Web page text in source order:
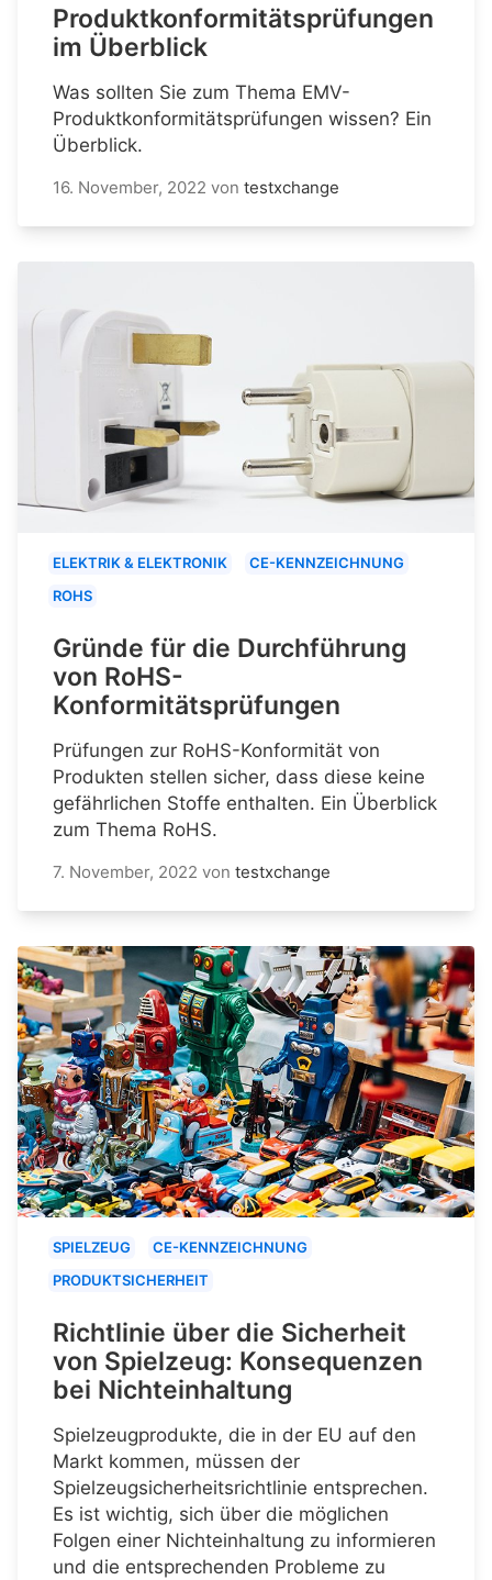
Produktkonformitätsprüfungen
im Überblick
Was sollten Sie zum Thema EMV-
Produktkonformitätsprüfungen wissen? Ein
Überblick.
16. November, 2022 von testxchange
ELEKTRIK & ELEKTRONIK
CE-KENNZEICHNUNG
ROHS
Gründe für die Durchführung
von RoHS-
Konformitätsprüfungen
Prüfungen zur RoHS-Konformität von
Produkten stellen sicher, dass diese keine
gefährlichen Stoffe enthalten. Ein Überblick
zum Thema RoHS.
7. November, 2022 von testxchange
SPIELZEUG
CE-KENNZEICHNUNG
PRODUKTSICHERHEIT
Richtlinie über die Sicherheit
von Spielzeug: Konsequenzen
bei Nichteinhaltung
Spielzeugprodukte, die in der EU auf den
Markt kommen, müssen der
Spielzeugsicherheitsrichtlinie entsprechen.
Es ist wichtig, sich über die möglichen
Folgen einer Nichteinhaltung zu informieren
und die entsprechenden Probleme zu